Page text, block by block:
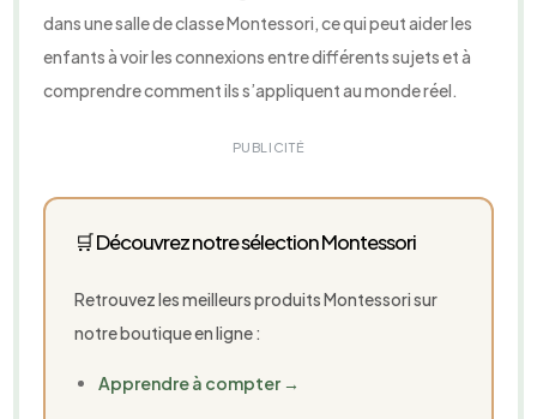
dans une salle de classe Montessori, ce qui peut aider les
enfants à voir les connexions entre différents sujets et à
comprendre comment ils s’appliquent au monde réel.
PUBLICITÉ
🛒 Découvrez notre sélection Montessori
Retrouvez les meilleurs produits Montessori sur
notre boutique en ligne :
Apprendre à compter →